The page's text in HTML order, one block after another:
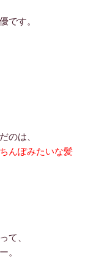
です。
のは、
ちんぽみたいな髪
て、
。